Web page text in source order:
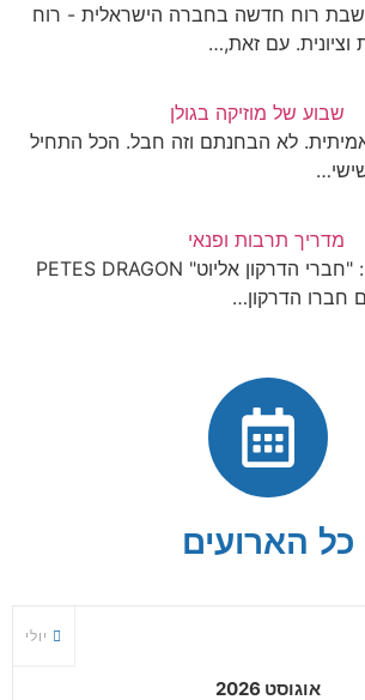
רוח חדשה בחברה הישראלית - רוח
עם זאת,…
שבוע של מוזיקה בגולן
לא הבחנתם וזה חבל. הכל התחיל
מדריך תרבות ופנאי
סרטי השבוע בקצרין: "חברי הדרקון אליוט" PETES DRAGON
חברו הדרקון…
כל הארועים
יולי
אוגוסט 2026